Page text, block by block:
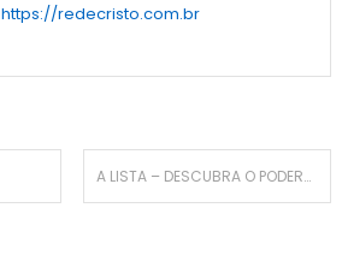
https://redecristo.com.br
A LISTA – DESCUBRA O PODEROSO SEGREDO DE UMA FAMÍLIA